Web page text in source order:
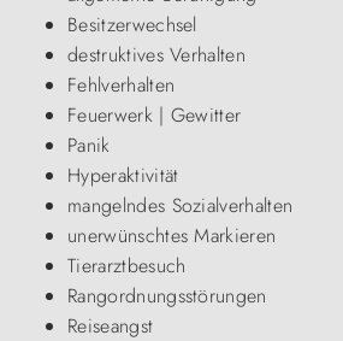
Besitzerwechsel
destruktives Verhalten
Fehlverhalten
Feuerwerk | Gewitter
Panik
Hyperaktivität
mangelndes Sozialverhalten
unerwünschtes Markieren
Tierarztbesuch
Rangordnungsstörungen
Reiseangst